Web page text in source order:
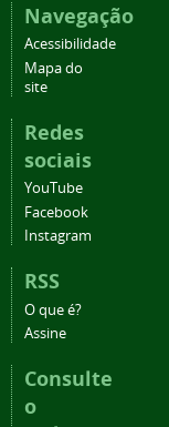
Navegação
Acessibilidade
Mapa do
site
Redes
sociais
YouTube
Facebook
Instagram
RSS
O que é?
Assine
Consulte
o